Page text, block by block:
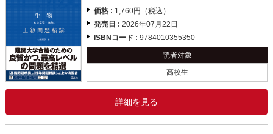
価格 : 1,760円（税込）
発売日 :2026年07月22日
ISBNコード :9784010355350
読者対象
高校生
詳細を見る